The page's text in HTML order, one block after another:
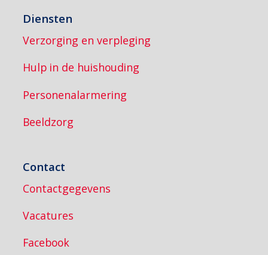
Diensten
Verzorging en verpleging
Hulp in de huishouding
Personenalarmering
Beeldzorg
Contact
Contactgegevens
Vacatures
Facebook